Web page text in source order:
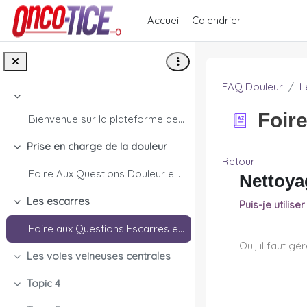
Passer au contenu principal
Accueil
Calendrier
Replier
Bienvenue sur la plateforme de e-learning Onco-TIC...
Replier
Prise en charge de la douleur
Foire Aux Questions Douleur en cancérologie
Replier
Les escarres
Foire aux Questions Escarres en cancérologie
Replier
Les voies veineuses centrales
Replier
Topic 4
FAQ Douleur
Retour
Puis-je
Oui, il faut